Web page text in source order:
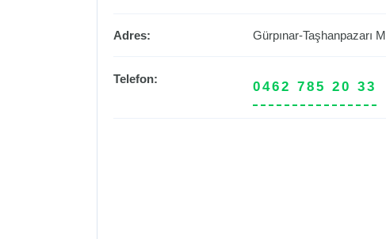
Adres: Gürpınar-Taşhanpazarı
Telefon:
0462 785 20 33